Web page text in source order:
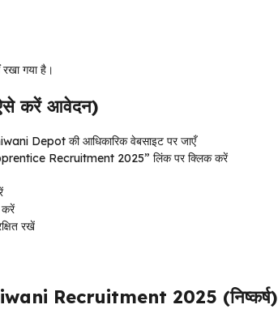
गया है।
करें आवेदन)
Depot की आधिकारिक वेबसाइट पर जाएँ
Recruitment 2025” लिंक पर क्लिक करें
करें
रखें
Recruitment 2025 (निष्कर्ष)